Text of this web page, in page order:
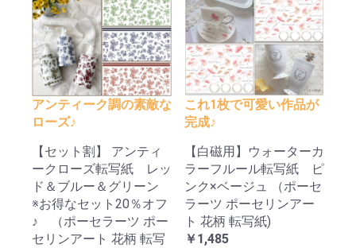
アンティーク調の素敵な
ローズ♪
【セット割】 アンティ
ークローズ転写紙 レッ
ド＆ブルー＆グリーン
※お得なセット20％オフ
♪ （ポーセラーツ ポー
セリンアート 花柄 転写
これ1枚で可愛い作品が
完成♪
【白磁用】ウォーターカ
ラーフルール転写紙 ピ
ンク×ベージュ （ポーセ
ラーツ ポーセリンアー
ト 花柄 転写紙)
￥1,485